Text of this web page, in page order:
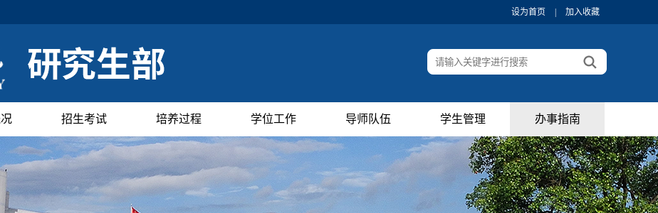
设为首页 加入收藏
招生考试 培养过程 学位工作 导师队伍 学生管理 办事指南